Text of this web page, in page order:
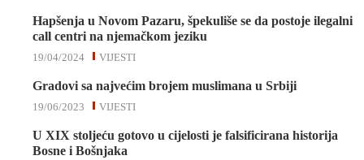
Hapšenja u Novom Pazaru, špekuliše se da postoje ilegalni
call centri na njemačkom jeziku
VIJESTI
19/04/2024
Gradovi sa najvećim brojem muslimana u Srbiji
VIJESTI
19/06/2023
U XIX stoljeću gotovo u cijelosti je falsificirana historija
Bosne i Bošnjaka